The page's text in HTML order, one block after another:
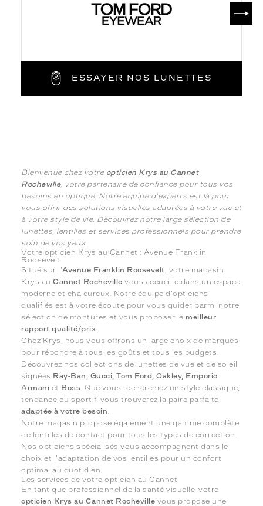
ESSAYER NOS LUNETTES
Bienvenue chez votre opticien Krys au Cannet
Rocheville, votre partenaire de confiance pour tous vos
besoins en optique. Notre équipe d'experts est là pour
vous offrir des solutions visuelles adaptées à votre vue et
à votre style de vie. Découvrez notre large sélection de
lunettes, lentilles et services professionnels pour prendre
soin de vos yeux.
Votre opticien Krys au Cannet : Avenue Franklin
Roosevelt
Situé sur l'Avenue Franklin Roosevelt, votre magasin
Krys auCannet Rocheville vous accueille dans un espace
moderne et chaleureux. Notre équipe d'opticiens
qualifiés est à votre écoute pour vous guider parmi notre
sélection de montures et vous proposer le meilleur
rapport qualité/prix.
Chez Krys, nous vous offrons un large choix de marques
pour répondre à tous les goûts et tous les budgets.
Découvrez nos collections de lunettes de vue et de soleil
signées Ray-Ban, Gucci, Tom Ford, Oakley, Emporio
Armani et Boss. Que vous recherchiez un style classique,
tendance ou sportif, vous trouverez la paire parfaite
adaptée à votre besoin.
Notre magasin propose également une gamme complète
de lentilles de contact pour tous les types de correction.
Nos opticiens spécialisés vous accompagnent dans le
choix et l'adaptation de vos lentilles pour un confort
optimal au quotidien.
Les services de votre opticien au Cannet
En tant que professionnel de la santé visuelle, votre
opticien Krys au Cannet Rocheville vous propose une